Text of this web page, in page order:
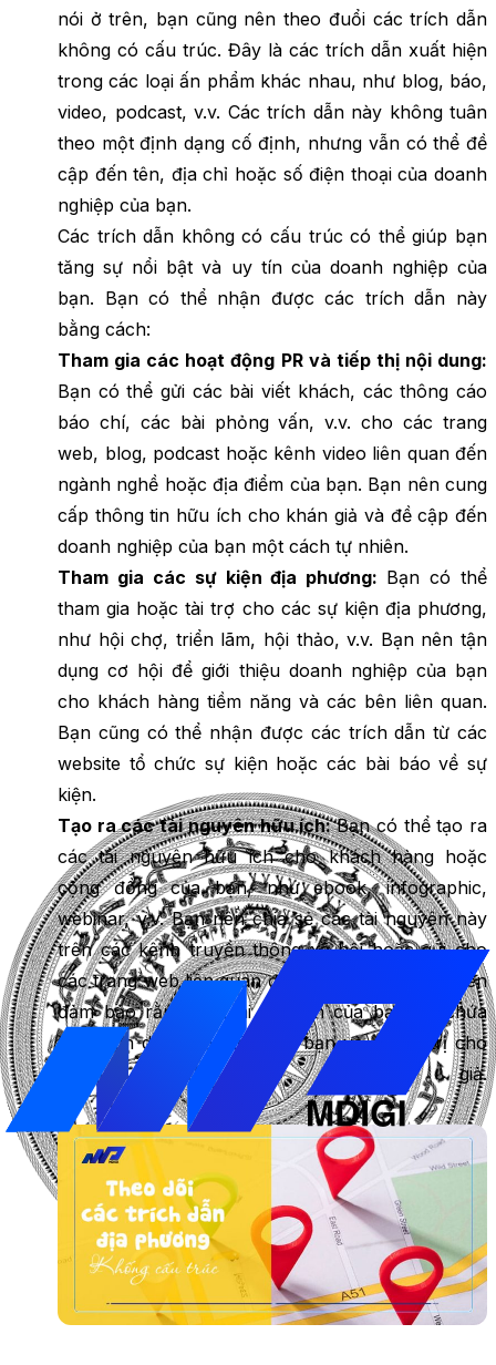
nói ở trên, bạn cũng nên theo đuổi các trích dẫn
không có cấu trúc. Đây là các trích dẫn xuất hiện
trong các loại ấn phẩm khác nhau, như blog, báo,
video, podcast, v.v. Các trích dẫn này không tuân
theo một định dạng cố định, nhưng vẫn có thể đề
cập đến tên, địa chỉ hoặc số điện thoại của doanh
nghiệp của bạn.
Các trích dẫn không có cấu trúc có thể giúp bạn
tăng sự nổi bật và uy tín của doanh nghiệp của
bạn. Bạn có thể nhận được các trích dẫn này
bằng cách:
Tham gia các hoạt động PR và tiếp thị nội dung:
Bạn có thể gửi các bài viết khách, các thông cáo
báo chí, các bài phỏng vấn, v.v. cho các trang
web, blog, podcast hoặc kênh video liên quan đến
ngành nghề hoặc địa điểm của bạn. Bạn nên cung
cấp thông tin hữu ích cho khán giả và đề cập đến
doanh nghiệp của bạn một cách tự nhiên.
Tham gia các sự kiện địa phương: Bạn có thể
tham gia hoặc tài trợ cho các sự kiện địa phương,
như hội chợ, triển lãm, hội thảo, v.v. Bạn nên tận
dụng cơ hội để giới thiệu doanh nghiệp của bạn
cho khách hàng tiềm năng và các bên liên quan.
Bạn cũng có thể nhận được các trích dẫn từ các
website tổ chức sự kiện hoặc các bài báo về sự
kiện.
Tạo ra các tài nguyên hữu ích:Bạn có thể tạo ra
các tài nguyên hữu ích cho khách hàng hoặc
cộng đồng của bạn, như ebook, infographic,
webinar, v.v. Bạn nên chia sẻ các tài nguyên này
trên các kênh truyền thông xã hội hoặc gửi cho
các trang web liên quan để họ chia sẻ lại. Bạn nên
đảm bảo rằng các tài nguyên của bạn có chứa
thông tin doanh nghiệp của bạn và có giá trị cho
khán giả.